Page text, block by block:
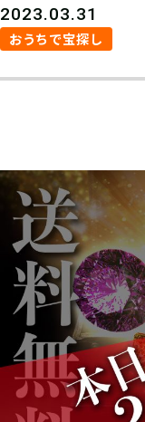
2023.03.31
おうちで宝探し